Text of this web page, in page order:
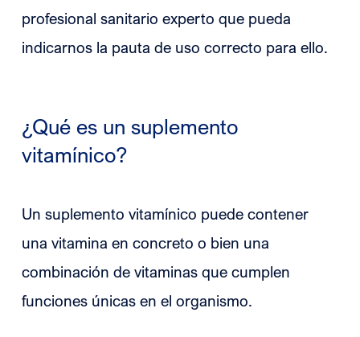
profesional sanitario experto que pueda
indicarnos la pauta de uso correcto para ello.
¿Qué es un suplemento
vitamínico?
Un suplemento vitamínico puede contener
una vitamina en concreto o bien una
combinación de vitaminas que cumplen
funciones únicas en el organismo.